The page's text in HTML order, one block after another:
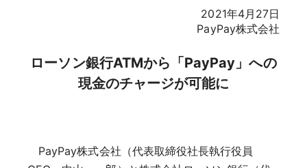
2021年4月27日
PayPay株式会社
ローソン銀行ATMから「PayPay」への
現金のチャージが可能に
PayPay株式会社（代表取締役社長執行役員